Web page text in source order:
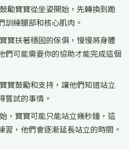
鼓勵寶寶從坐姿開始，先轉換到跪
訓練腿部和核心肌肉。
寶扶著穩固的傢俱，慢慢將身體
們可能需要你的協助才能完成這個
寶鼓勵和支持，讓他們知道站立
嘗試的事情。
，寶寶可能只能站立幾秒鐘，這
習，他們會逐漸延長站立的時間。